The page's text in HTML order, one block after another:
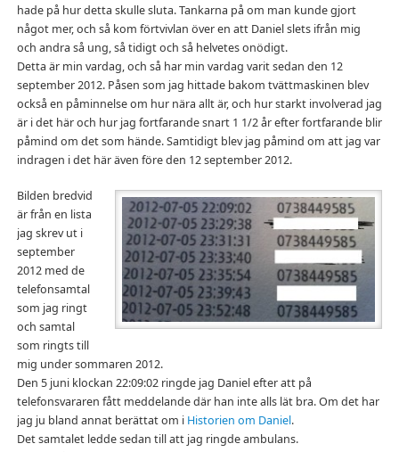
hade på hur detta skulle sluta. Tankarna på om man kunde gjort
något mer, och så kom förtvivlan över en att Daniel slets ifrån mig
och andra så ung, så tidigt och så helvetes onödigt.
Detta är min vardag, och så har min vardag varit sedan den 12
september 2012. Påsen som jag hittade bakom tvättmaskinen blev
också en påminnelse om hur nära allt är, och hur starkt involverad jag
är i det här och hur jag fortfarande snart 1 1/2 år efter fortfarande blir
påmind om det som hände. Samtidigt blev jag påmind om att jag var
indragen i det här även före den 12 september 2012.
Bilden bredvid
är från en lista
jag skrev ut i
september
2012 med de
telefonsamtal
som jag ringt
och samtal
som ringts till
mig under sommaren 2012.
Den 5 juni klockan 22:09:02 ringde jag Daniel efter att på
telefonsvararen fått meddelande där han inte alls lät bra. Om det har
jag ju bland annat berättat om i Historien om Daniel.
Det samtalet ledde sedan till att jag ringde ambulans.